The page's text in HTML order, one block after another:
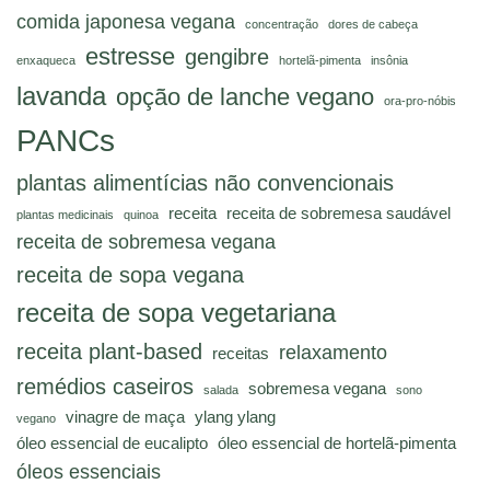
comida japonesa vegana
concentração dores de cabeça
enxaqueca estresse gengibre hortelã-pimenta insônia
lavanda opção de lanche vegano ora-pro-nóbis
PANCs
plantas alimentícias não convencionais
plantas medicinais quinoa receita receita de sobremesa saudável
receita de sobremesa vegana
receita de sopa vegana
receita de sopa vegetariana
receita plant-based receitas relaxamento
remédios caseiros salada sobremesa vegana sono
vegano vinagre de maça ylang ylang
óleo essencial de eucalipto óleo essencial de hortelã-pimenta
óleos essenciais